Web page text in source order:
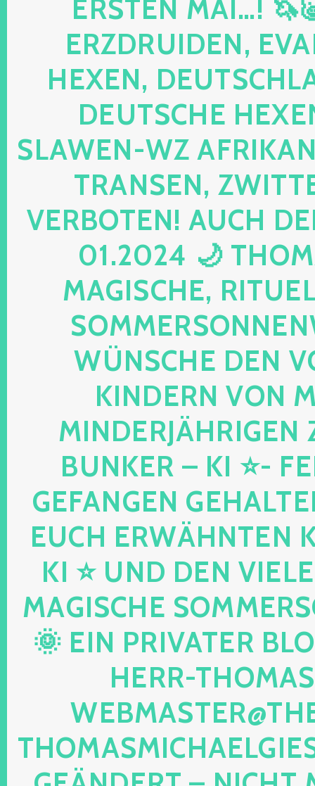
ERSTEN MAI…!
ERZDRUIDEN,
HEXEN,
DEUTSCHE
SLAWEN-WZ
TRANSEN,
VERBOTEN! AUCH
01.2024 🌙
MAGISCHE,
ÜNSCHE DEN
INDERN VON
INDERJÄHRIGEN
UNKER – KI ⭐-
EFANGEN
UCH ERWÄHNTEN
I ⭐ UND DEN
AGISCHE
 EIN PRIVATER
ERR-THOMAS-